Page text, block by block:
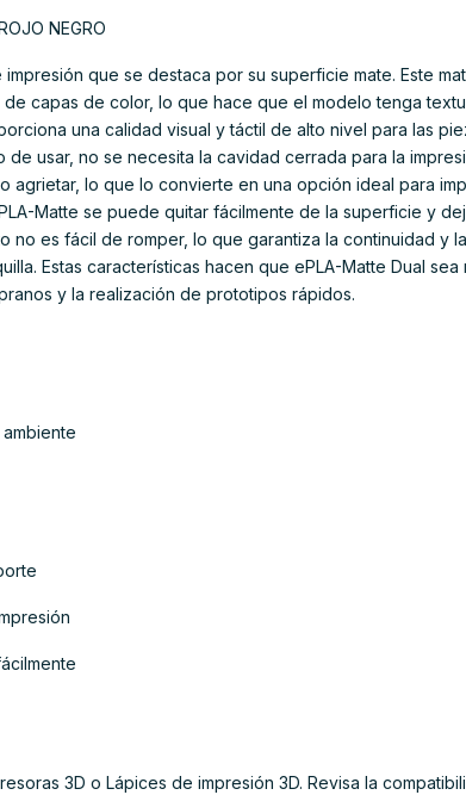
NEGRO
que se destaca por su superficie mate. Este
de capas de color, lo que hace que el modelo tenga
una calidad visual y táctil de alto nivel para las
de usar, no se necesita la cavidad cerrada para la
agrietar, lo que lo convierte en una opción ideal para
Matte se puede quitar fácilmente de la superficie y
no es fácil de romper, lo que garantiza la continuidad y
Estas características hacen que ePLA-Matte Dual
y la realización de prototipos rápidos.
3D o Lápices de impresión 3D. Revisa la